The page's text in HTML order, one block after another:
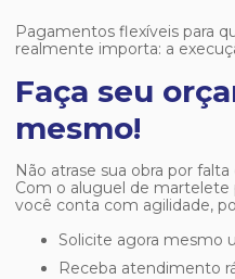
Pagamentos flexíveis para
realmente importa: a
Faça seu
mesmo!
Não atrase sua obra por
Com o aluguel de martelete
você conta com agilidade,
Solicite agora
Receba atendimento